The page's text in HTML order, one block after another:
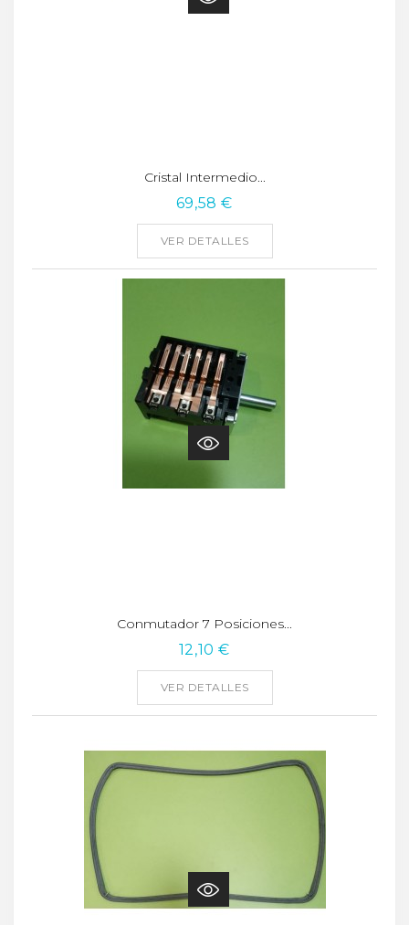
Cristal Intermedio...
69,58 €
VER DETALLES
Conmutador 7 Posiciones...
12,10 €
VER DETALLES